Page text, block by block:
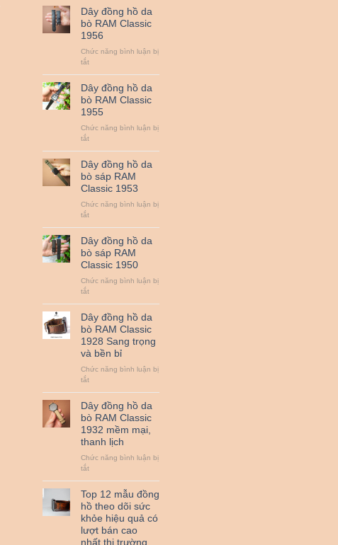
hồ
da
bò
RAM
Dây đồng hồ da
bò RAM Classic
1956
Chức năng bình luận bị
tắtở
hồ
da
bò
RAM
Dây đồng hồ da
bò RAM Classic
1955
Chức năng bình luận bị
tắtở
hồ
da
bò
RAM
Dây đồng hồ da
bò sáp RAM
Classic 1953
Chức năng bình luận bị
tắtở
hồ
da
bò
sáp
Dây đồng hồ da
bò sáp RAM
Classic 1950
Chức năng bình luận bị
tắtở
hồ
da
bò
sáp
RAM
Dây đồng hồ da
bò RAM Classic
1928 Sang trọng
và bền bỉ
Chức năng bình luận bị
tắtở
hồ
da
bò
RAM
Classic
và
bền
bỉ
Dây đồng hồ da
bò RAM Classic
1932 mềm mại,
thanh lịch
Chức năng bình luận bị
tắtở
hồ
da
bò
RAM
Classic
Top 12 mẫu đồng
hồ theo dõi sức
khỏe hiệu quả có
lượt bán cao
nhất thị trường